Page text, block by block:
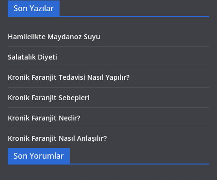
Son Yazılar
Hamilelikte Maydanoz Suyu
Salatalık Diyeti
Kronik Faranjit Tedavisi Nasıl Yapılır?
Kronik Faranjit Sebepleri
Kronik Faranjit Nedir?
Kronik Faranjit Nasıl Anlaşılır?
Son Yorumlar